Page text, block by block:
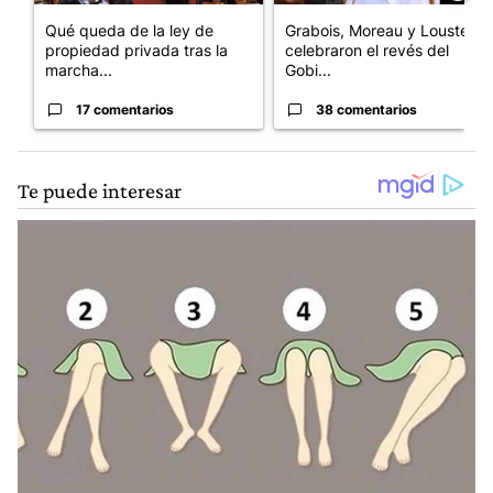
Qué queda de la ley de
propiedad privada tras la
marcha...
17 comentarios
Grabois, Moreau y Lousteau
celebraron el revés del
Gobi...
38 comentarios